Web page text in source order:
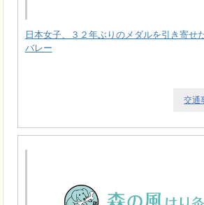
日本女子、３２年ぶりのメダルを引き寄せ
バレー
交通